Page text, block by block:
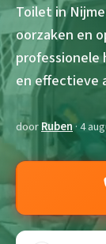
Toilet in
oorzaken en
professionele
en effectieve
doorRuben· 4